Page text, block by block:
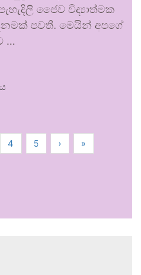
ජෛව විද්‍යාත්මක
පවතී. මෙයින් අපගේ
…
4 5 › »